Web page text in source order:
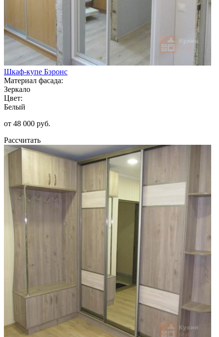
Шкаф-купе Бэронс
Материал фасада:
Зеркало
Цвет:
Белый
от 48 000 руб.
Рассчитать